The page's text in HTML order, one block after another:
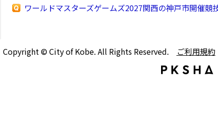
ワールドマスターズゲームズ2027関西の神戸市開催競
Copyright © City of Kobe. All Rights Reserved. ご利用規約